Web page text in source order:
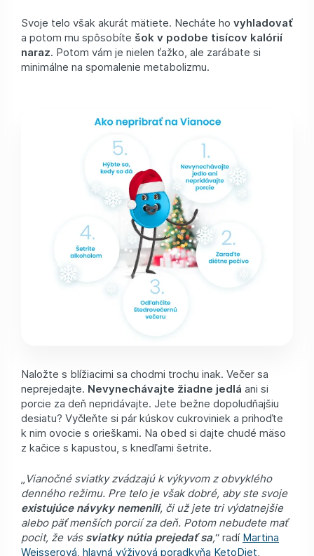
Svoje telo však akurát mätiete. Necháte ho vyhladovať
a potom mu spôsobíte šok v podobe tisícov kalórií
naraz. Potom vám je nielen ťažko, ale zarábate si
minimálne na spomalenie metabolizmu.
Naložte s blížiacimi sa chodmi trochu inak. Večer sa
neprejedajte. Nevynechávajte žiadne jedlá ani si
porcie za deň nepridávajte. Jete bežne dopoludňajšiu
desiatu? Vyčleňte si pár kúskov cukroviniek a prihoďte
k nim ovocie s orieškami. Na obed si dajte chudé mäso
z kačice s kapustou, s knedľami šetrite.
Vianočné sviatky zvádzajú k výkyvom z obvyklého
denného režimu. Pre telo je však dobré, aby ste svoje
existujúce návyky nemenili, či už jete tri výdatnejšie
alebo päť menších porcií za deň. Potom nebudete mať
pocit, že vás sviatky nútia prejedať sa,“ radí Martina
Weisserová, hlavná výživová poradkyňa KetoDiet